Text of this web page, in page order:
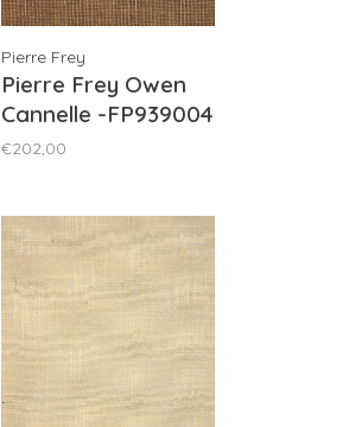
Pierre Frey
Pierre Frey Owen
Cannelle -FP939004
€202,00